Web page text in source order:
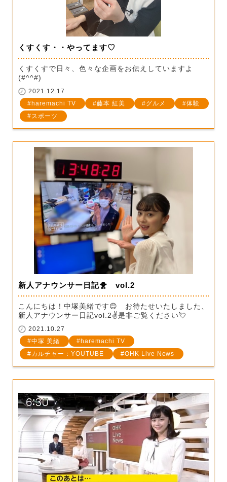
くすくす・・やってます♡
くすくすで日々、色々な企画をお伝えしていますよ
(#^^#)
2021.12.17
haremachi TV
藤本 紅美 グルメ
体験
スポーツ
新人アナウンサー日記🐥 vol.2
こんにちは！中塚美緒です😊 お待たせいたしました、
新人アナウンサー日記vol.2✌是非ご覧ください💘
2021.10.27
中塚 美緒
haremachi TV
カルチャー：YOUTUBE
OHK Live News